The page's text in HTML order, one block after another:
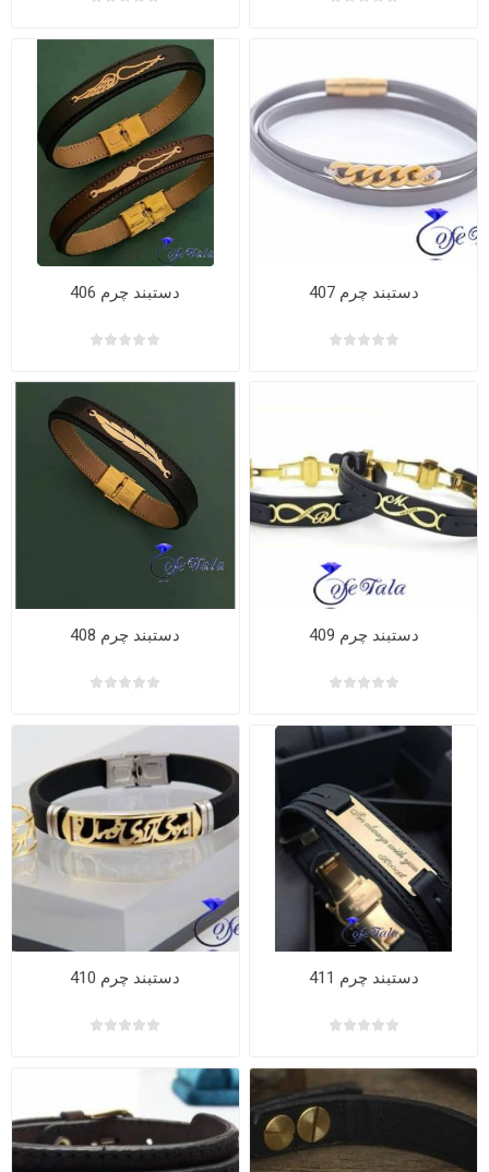
دستبند چرم 406 دستبند چرم 407
دستبند چرم 408 دستبند چرم 409
دستبند چرم 410 دستبند چرم 411